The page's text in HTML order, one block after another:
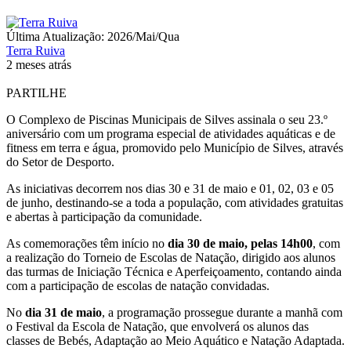
Última Atualização: 2026/Mai/Qua
Terra Ruiva
2 meses atrás
PARTILHE
O Complexo de Piscinas Municipais de Silves assinala o seu 23.º
aniversário com um programa especial de atividades aquáticas e de
fitness em terra e água, promovido pelo Município de Silves, através
do Setor de Desporto.
As iniciativas decorrem nos dias 30 e 31 de maio e 01, 02, 03 e 05
de junho, destinando-se a toda a população, com atividades gratuitas
e abertas à participação da comunidade.
As comemorações têm início no dia 30 de maio, pelas 14h00, com
a realização do Torneio de Escolas de Natação, dirigido aos alunos
das turmas de Iniciação Técnica e Aperfeiçoamento, contando ainda
com a participação de escolas de natação convidadas.
No dia 31 de maio, a programação prossegue durante a manhã com
o Festival da Escola de Natação, que envolverá os alunos das
classes de Bebés, Adaptação ao Meio Aquático e Natação Adaptada.